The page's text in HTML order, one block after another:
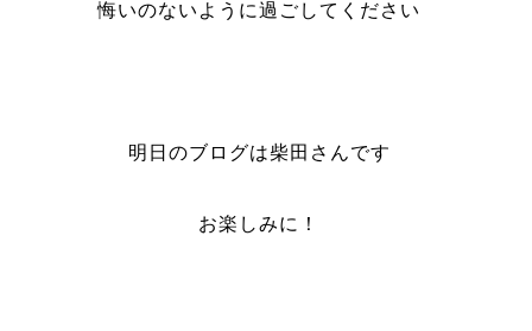
悔いのないように過ごしてください
明日のブログは柴田さんです
お楽しみに！